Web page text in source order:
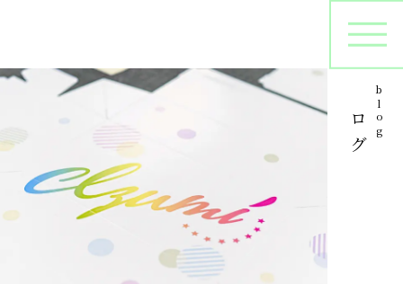
プリントサンプル
在庫管理
ブログblog